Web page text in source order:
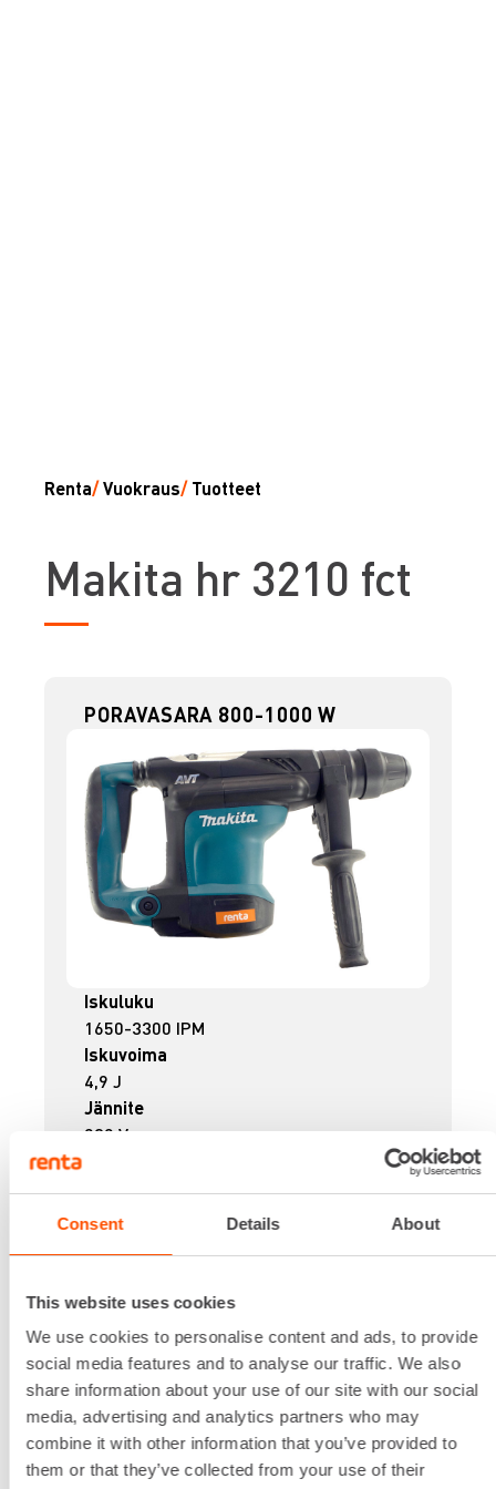
Consent Details About
This website uses cookies
We use cookies to personalise content and ads, to provide
social media features and to analyse our traffic. We also
share information about your use of our site with our social
media, advertising and analytics partners who may
combine it with other information that you’ve provided to
them or that they’ve collected from your use of their
Renta/Vuokraus/ Tuotteet
Makita hr 3210 fct
PORAVASARA 800-1000 W
Iskuluku
1650-3300 IPM
Iskuvoima
4,9 J
Jännite
230 V
Kapasiteetti puu
Ensimmäinen pv
Seuraavat pv 16,54 €/ pv
Kuukausi 263,50 €/ kk
Alv 0 %
VUOKRAA